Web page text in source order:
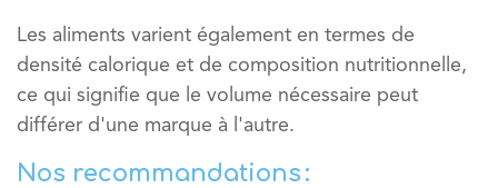
Les aliments varient également en termes de
densité calorique et de composition nutritionnelle,
ce qui signifie que le volume nécessaire peut
différer d'une marque à l'autre.
Nos recommandations :